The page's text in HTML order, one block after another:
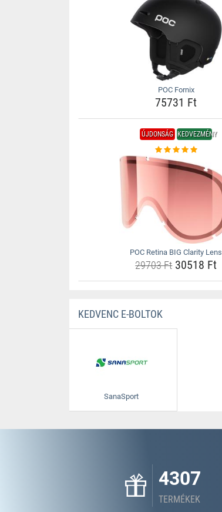
POC Fornix
75731 Ft
ÚJDONSÁG KEDVEZMÉNY
POC Retina BIG Clarity Lens
29703 Ft30518 Ft
KEDVENC E-BOLTOK
SanaSport
4307
TERMÉKEK